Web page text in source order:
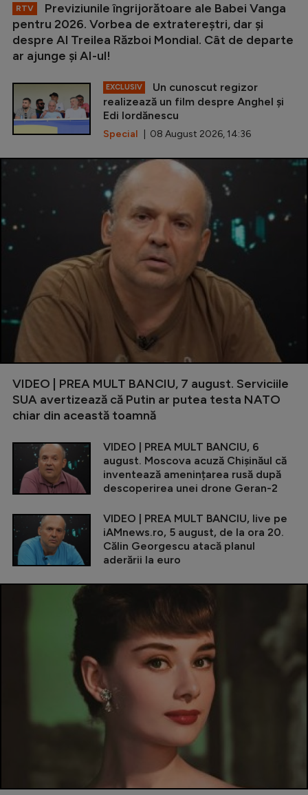
RTV
Previziunile îngrijorătoare ale Babei Vanga
pentru 2026. Vorbea de extratereștri, dar și
despre Al Treilea Război Mondial. Cât de departe
ar ajunge și AI-ul!
EXCLUSIV
Un cunoscut regizor
realizează un film despre Anghel și
Edi Iordănescu
Special | 08 August 2026, 14:36
VIDEO | PREA MULT BANCIU, 7 august. Serviciile
SUA avertizează că Putin ar putea testa NATO
chiar din această toamnă
VIDEO | PREA MULT BANCIU, 6
august. Moscova acuză Chișinăul că
inventează amenințarea rusă după
descoperirea unei drone Geran-2
VIDEO | PREA MULT BANCIU, live pe
iAMnews.ro, 5 august, de la ora 20.
Călin Georgescu atacă planul
aderării la euro